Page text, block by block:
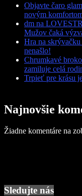
Objavte čaro
novým
dm na
Mužov čaká
Hra na
nenašlo!
Chrumkavé
zamiluje celá
Trpieť pre krásu
Najnovšie
Žiadne komentáre na
Sledujte nás